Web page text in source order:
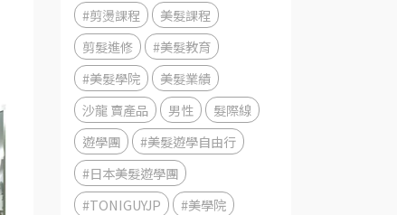
#剪燙課程
美髮課程
剪髮進修
#美髮教育
#美髮學院
美髮業績
沙龍 賣產品
男性
髮際線
遊學團
#美髮遊學自由行
#日本美髮遊學團
#TONIGUYJP
#美學院